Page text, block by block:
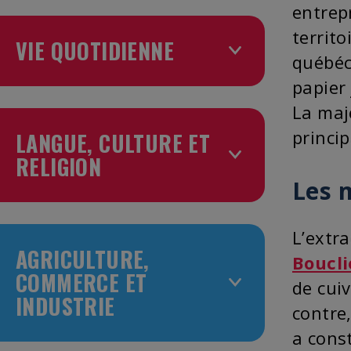
VIE QUOTIDIENNE
LANGUE, CULTURE ET
RELIGION
AGRICULTURE,
COMMERCE ET
INDUSTRIE
La
Les
de
a